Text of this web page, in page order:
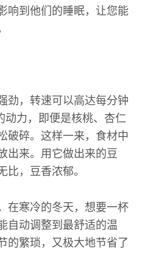
响到他们的睡眠，让您能
劲，转速可以高达每分钟
动力，即便是核桃、杏仁
破碎。这样一来，食材中
出来。用它做出来的豆
比，豆香浓郁。
在寒冷的冬天，想要一杯
自动调整到最舒适的温
的繁琐，又极大地节省了